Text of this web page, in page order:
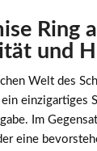
Ring
und
Welt des
ein einzigartiges
Im
eine